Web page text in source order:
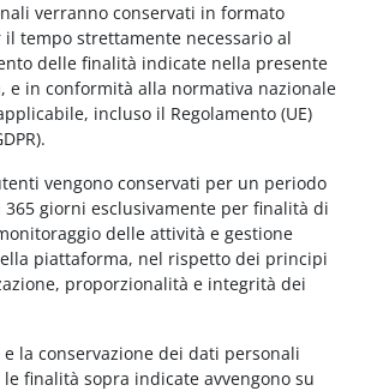
verranno conservati in formato
tempo strettamente necessario al
delle finalità indicate nella presente
e in conformità alla normativa nazionale
incluso il Regolamento (UE)
vengono conservati per un periodo
365 giorni esclusivamente per finalità di
delle attività e gestione
piattaforma, nel rispetto dei principi
proporzionalità e integrità dei
e la conservazione dei dati personali
finalità sopra indicate avvengono su